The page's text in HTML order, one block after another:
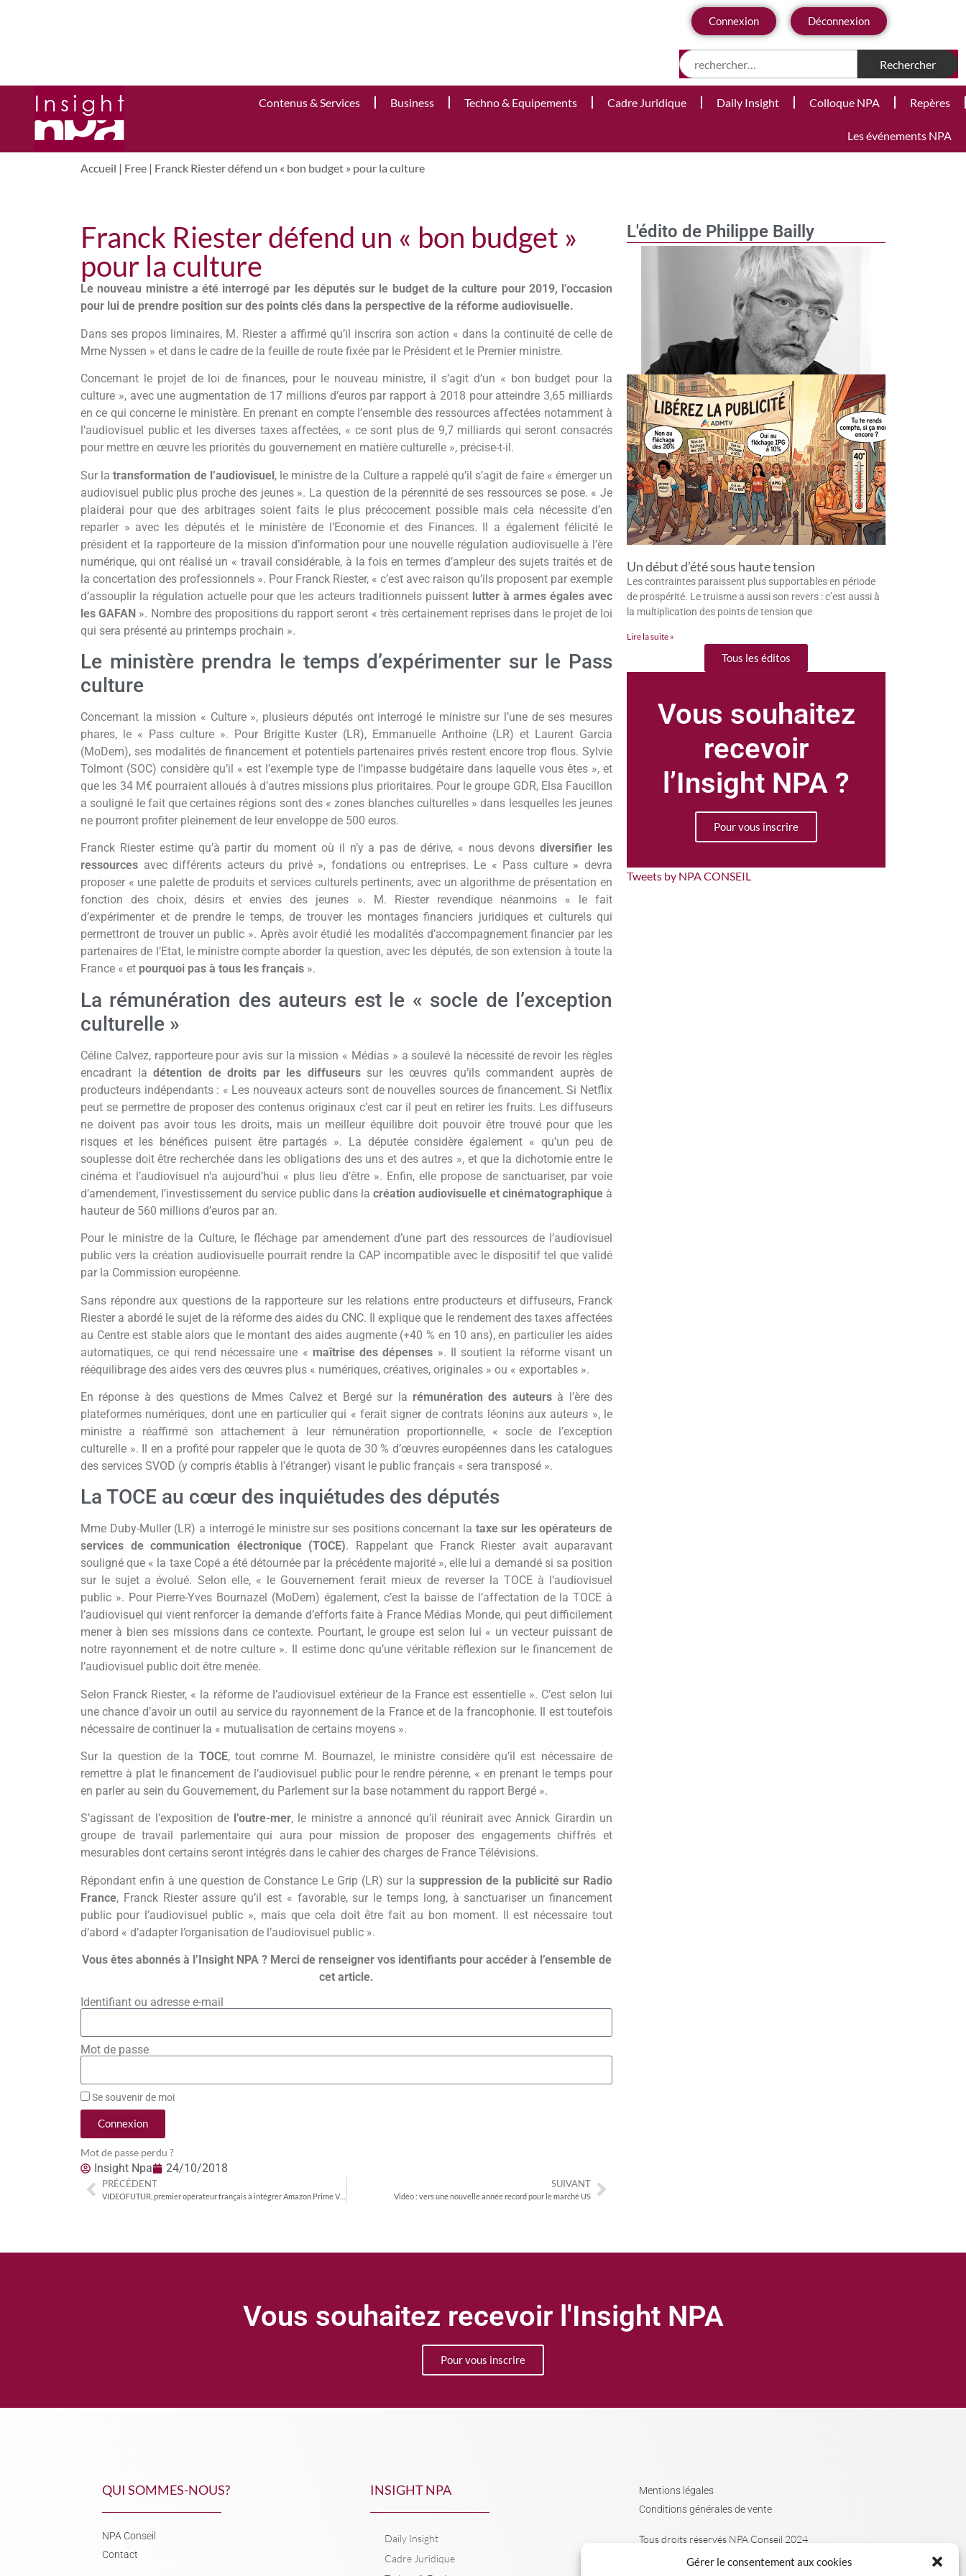
Gérer le consentement aux cookies
Connexion Déconnexion
Contenus & Services Business Techno & Equipements Cadre Juridique Daily Insight Colloque NPA Repères
Les événements NPA
Accueil | Free | Franck Riester défend un « bon budget » pour la culture
L'édito de Philippe Bailly
Un début d’été sous haute tension
Les contraintes paraissent plus supportables en période
de prospérité. Le truisme a aussi son revers : c’est aussi à
la multiplication des points de tension que
Lire la suite »
Tous les éditos
Vous souhaitez
recevoir
l’Insight NPA ?
Pour vous inscrire
Tweets by NPA CONSEIL
Franck Riester défend un « bon budget »
pour la culture
Le nouveau ministre a été interrogé par les députés sur le budget de la culture pour 2019, l’occasion
pour lui de prendre position sur des points clés dans la perspective de la réforme audiovisuelle.
Dans ses propos liminaires, M. Riester a affirmé qu’il inscrira son action « dans la continuité de celle de
Mme Nyssen » et dans le cadre de la feuille de route fixée par le Président et le Premier ministre.
Concernant le projet de loi de finances, pour le nouveau ministre, il s’agit d’un « bon budget pour la
culture », avec une augmentation de 17 millions d’euros par rapport à 2018 pour atteindre 3,65 milliards
en ce qui concerne le ministère. En prenant en compte l’ensemble des ressources affectées notamment à
l’audiovisuel public et les diverses taxes affectées, « ce sont plus de 9,7 milliards qui seront consacrés
pour mettre en œuvre les priorités du gouvernement en matière culturelle », précise-t-il.
Sur latransformation de l’audiovisuel, le ministre de la Culture a rappelé qu’il s’agit de faire « émerger un
audiovisuel public plus proche des jeunes ». La question de la pérennité de ses ressources se pose. « Je
plaiderai pour que des arbitrages soient faits le plus précocement possible mais cela nécessite d’en
reparler » avec les députés et le ministère de l’Economie et des Finances. Il a également félicité le
président et la rapporteure de la mission d’information pour une nouvelle régulation audiovisuelle à l’ère
numérique, qui ont réalisé un « travail considérable, à la fois en termes d’ampleur des sujets traités et de
la concertation des professionnels ». Pour Franck Riester, « c’est avec raison qu’ils proposent par exemple
d’assouplir la régulation actuelle pour que les acteurs traditionnels puissent lutter à armes égales avec
les GAFAN ». Nombre des propositions du rapport seront « très certainement reprises dans le projet de loi
qui sera présenté au printemps prochain ».
Le ministère prendra le temps d’expérimenter sur le Pass
culture
Concernant la mission « Culture », plusieurs députés ont interrogé le ministre sur l’une de ses mesures
phares, le « Pass culture ». Pour Brigitte Kuster (LR), Emmanuelle Anthoine (LR) et Laurent Garcia
(MoDem), ses modalités de financement et potentiels partenaires privés restent encore trop flous. Sylvie
Tolmont (SOC) considère qu’il « est l’exemple type de l’impasse budgétaire dans laquelle vous êtes », et
que les 34 M€ pourraient alloués à d’autres missions plus prioritaires. Pour le groupe GDR, Elsa Faucillon
a souligné le fait que certaines régions sont des « zones blanches culturelles » dans lesquelles les jeunes
ne pourront profiter pleinement de leur enveloppe de 500 euros.
Franck Riester estime qu’à partir du moment où il n’y a pas de dérive, « nous devonsdiversifier les
ressources avec différents acteurs du privé », fondations ou entreprises. Le « Pass culture » devra
proposer « une palette de produits et services culturels pertinents, avec un algorithme de présentation en
fonction des choix, désirs et envies des jeunes ». M. Riester revendique néanmoins « le fait
d’expérimenter et de prendre le temps, de trouver les montages financiers juridiques et culturels qui
permettront de trouver un public ». Après avoir étudié les modalités d’accompagnement financier par les
partenaires de l’Etat, le ministre compte aborder la question, avec les députés, de son extension à toute la
France « et pourquoi pas à tous les français ».
La rémunération des auteurs est le « socle de l’exception
culturelle »
Céline Calvez, rapporteure pour avis sur la mission « Médias » a soulevé la nécessité de revoir les règles
encadrant ladétention de droits par les diffuseurssur les œuvres qu’ils commandent auprès de
producteurs indépendants : « Les nouveaux acteurs sont de nouvelles sources de financement. Si Netflix
peut se permettre de proposer des contenus originaux c’est car il peut en retirer les fruits. Les diffuseurs
ne doivent pas avoir tous les droits, mais un meilleur équilibre doit pouvoir être trouvé pour que les
risques et les bénéfices puisent être partagés ». La députée considère également « qu’un peu de
souplesse doit être recherchée dans les obligations des uns et des autres », et que la dichotomie entre le
cinéma et l’audiovisuel n’a aujourd’hui « plus lieu d’être ». Enfin, elle propose de sanctuariser, par voie
d’amendement, l’investissement du service public dans lacréation audiovisuelle et cinématographique à
hauteur de 560 millions d’euros par an.
Pour le ministre de la Culture, le fléchage par amendement d’une part des ressources de l’audiovisuel
public vers la création audiovisuelle pourrait rendre la CAP incompatible avec le dispositif tel que validé
par la Commission européenne.
Sans répondre aux questions de la rapporteure sur les relations entre producteurs et diffuseurs, Franck
Riester a abordé le sujet de la réforme des aides du CNC. Il explique que le rendement des taxes affectées
au Centre est stable alors que le montant des aides augmente (+40 % en 10 ans), en particulier les aides
automatiques, ce qui rend nécessaire une « maîtrise des dépenses ». Il soutient la réforme visant un
rééquilibrage des aides vers des œuvres plus « numériques, créatives, originales » ou « exportables ».
En réponse à des questions de Mmes Calvez et Bergé sur la rémunération des auteursà l’ère des
plateformes numériques, dont une en particulier qui « ferait signer de contrats léonins aux auteurs », le
ministre a réaffirmé son attachement à leur rémunération proportionnelle, « socle de l’exception
culturelle ». Il en a profité pour rappeler que le quota de 30 % d’œuvres européennes dans les catalogues
des services SVOD (y compris établis à l’étranger) visant le public français « sera transposé ».
La TOCE au cœur des inquiétudes des députés
Mme Duby-Muller (LR) a interrogé le ministre sur ses positions concernant la taxe sur les opérateurs de
services de communication électronique (TOCE). Rappelant que Franck Riester avait auparavant
souligné que « la taxe Copé a été détournée par la précédente majorité », elle lui a demandé si sa position
sur le sujet a évolué. Selon elle, « le Gouvernement ferait mieux de reverser la TOCE à l’audiovisuel
public ». Pour Pierre-Yves Bournazel (MoDem) également, c’est la baisse de l’affectation de la TOCE à
l’audiovisuel qui vient renforcer la demande d’efforts faite à France Médias Monde, qui peut difficilement
mener à bien ses missions dans ce contexte. Pourtant, le groupe est selon lui « un vecteur puissant de
notre rayonnement et de notre culture ». Il estime donc qu’une véritable réflexion sur le financement de
l’audiovisuel public doit être menée.
Selon Franck Riester, « la réforme de l’audiovisuel extérieur de la France est essentielle ». C’est selon lui
une chance d’avoir un outil au service du rayonnement de la France et de la francophonie. Il est toutefois
nécessaire de continuer la « mutualisation de certains moyens ».
Sur la question de la TOCE, tout comme M. Bournazel, le ministre considère qu’il est nécessaire de
remettre à plat le financement de l’audiovisuel public pour le rendre pérenne, « en prenant le temps pour
en parler au sein du Gouvernement, du Parlement sur la base notamment du rapport Bergé ».
S’agissant de l’exposition de l’outre-mer, le ministre a annoncé qu’il réunirait avec Annick Girardin un
groupe de travail parlementaire qui aura pour mission de proposer des engagements chiffrés et
mesurables dont certains seront intégrés dans le cahier des charges de France Télévisions.
Répondant enfin à une question de Constance Le Grip (LR) sur lasuppression de la publicité sur Radio
France, Franck Riester assure qu’il est « favorable, sur le temps long, à sanctuariser un financement
public pour l’audiovisuel public », mais que cela doit être fait au bon moment. Il est nécessaire tout
d’abord « d’adapter l’organisation de l’audiovisuel public ».
Vous êtes abonnés à l’Insight NPA ? Merci de renseigner vos identifiants pour accéder à l’ensemble de
cet article.
Identifiant ou adresse e-mail
Mot de passe
Se souvenir de moi
Connexion
Mot de passe perdu ?
Insight Npa 24/10/2018
PRÉCÉDENT
VIDEOFUTUR, premier opérateur français à intégrer Amazon Prime Video sur sa Box
SUIVANT
Vidéo : vers une nouvelle année record pour le marché US
Vous souhaitez recevoir l'Insight NPA
Pour vous inscrire
QUI SOMMES-NOUS?
NPA Conseil
Contact
INSIGHT NPA
Daily Insight
Cadre Juridique
Mentions légales
Conditions générales de vente
Tous droits réservés NPA Conseil 2024